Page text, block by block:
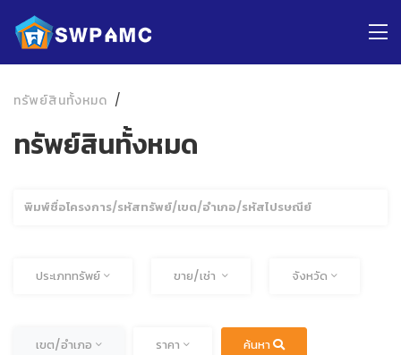
ทรัพย์สินทั้งหมด
ทรัพย์สินทั้งหมด
ค้นหา
ทั้งหมด
ประเภททรัพย์ ขาย/เช่า ทั้งหมด
จังหวัด
ทั้งหมด
เขต/อำเภอ ทั้งหมด
ราคา ค้นหา